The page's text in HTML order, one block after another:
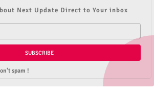
Next Update Direct to Your inbox
spam !